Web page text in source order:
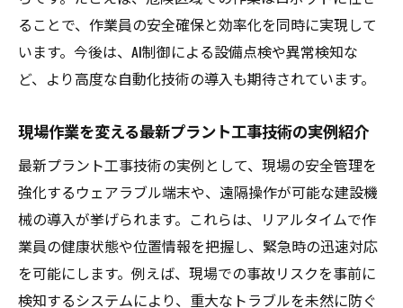
最新動向から見るプラント工事の将来性
持続可能な工事へ導く新技術の実力
プラント工事の環境配慮と新技術の役割
持続可能な現場を目指すプラント工事技術
エネルギー効率化に貢献するプラント工事
環境負荷低減を実現するプラント工事の実
践法
新技術で叶える持続可能なプラント工事と
は
福岡県で進む持続可能なプラント工事の最
ることで、作業員の安全確保と効率化を同時に実現して
います。今後は、AI制御による設備点検や異常検知な
ど、より高度な自動化技術の導入も期待されています。
現場作業を変える最新プラント工事技術の実例紹介
最新プラント工事技術の実例として、現場の安全管理を
強化するウェアラブル端末や、遠隔操作が可能な建設機
械の導入が挙げられます。これらは、リアルタイムで作
業員の健康状態や位置情報を把握し、緊急時の迅速対応
を可能にします。例えば、現場での事故リスクを事前に
検知するシステムにより、重大なトラブルを未然に防ぐ